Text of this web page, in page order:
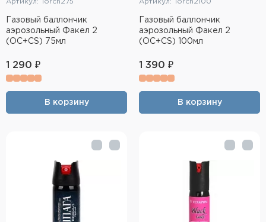
Артикул: Torch275
Газовый баллончик
аэрозольный Факел 2
(OC+CS) 75мл
1 290 ₽
В корзину
Артикул: Torch2100
Газовый баллончик
аэрозольный Факел 2
(OC+CS) 100мл
1 390 ₽
В корзину